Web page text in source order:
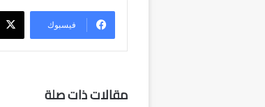
فيسبوك
مقالات ذات صلة